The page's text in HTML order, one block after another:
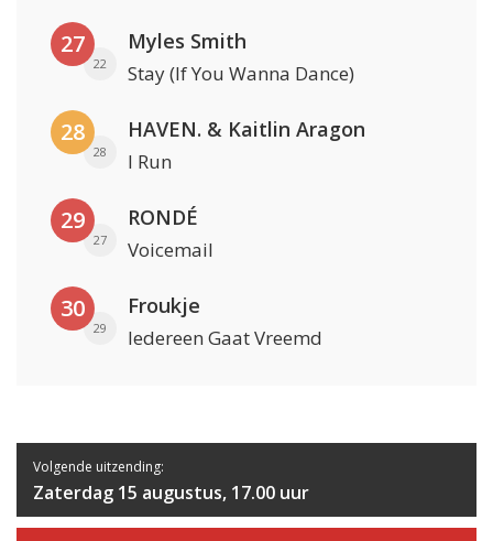
27
22
Myles Smith
Stay (If You Wanna Dance)
28
28
HAVEN. & Kaitlin Aragon
I Run
29
27
RONDÉ
Voicemail
30
29
Froukje
Iedereen Gaat Vreemd
Volgende uitzending:
Zaterdag 15 augustus, 17.00 uur